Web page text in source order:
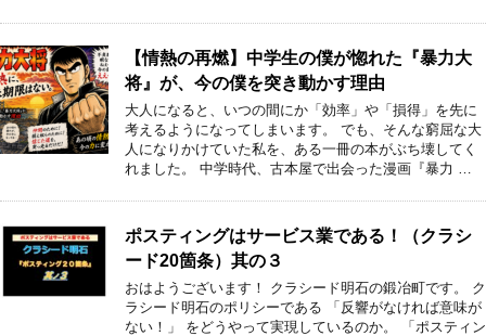
【情熱の再燃】中学生の僕が惚れた『暴力大
将』が、今の僕を突き動かす理由
大人になると、いつの間にか「効率」や「損得」を先に
考えるようになってしまいます。 でも、そんな窮屈な大
人になりかけていた私を、ある一冊の本がぶち壊してく
れました。 中学時代、古本屋で出会った漫画『暴力 …
ポスティングはサービス業である！（クラシ
ード20箇条）其の３
おはようございます！ クラシード明石の鍛冶町です。 ク
ラシード明石のポリシーである 「反響がなければ意味が
ない！」 をどうやって実現しているのか。 「ポスティン